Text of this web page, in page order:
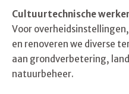
Cultuurtechnische
Voor
en renoveren we diverse
aan grondverbetering,
natuurbeheer.